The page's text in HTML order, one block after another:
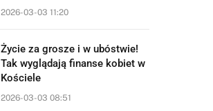
2026-03-03 11:20
Życie za grosze i w ubóstwie!
Tak wyglądają finanse kobiet w
Kościele
2026-03-03 08:51